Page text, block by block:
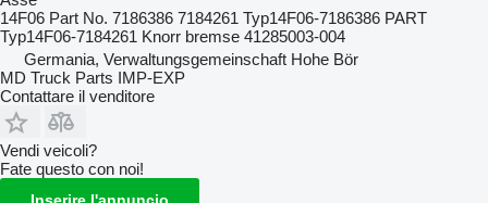
14F06 Part No. 7186386 7184261 Typ14F06-7186386 PART
Typ14F06-7184261 Knorr bremse 41285003-004
Germania, Verwaltungsgemeinschaft Hohe Bör
MD Truck Parts IMP-EXP
Contattare il venditore
Vendi veicoli?
Fate questo con noi!